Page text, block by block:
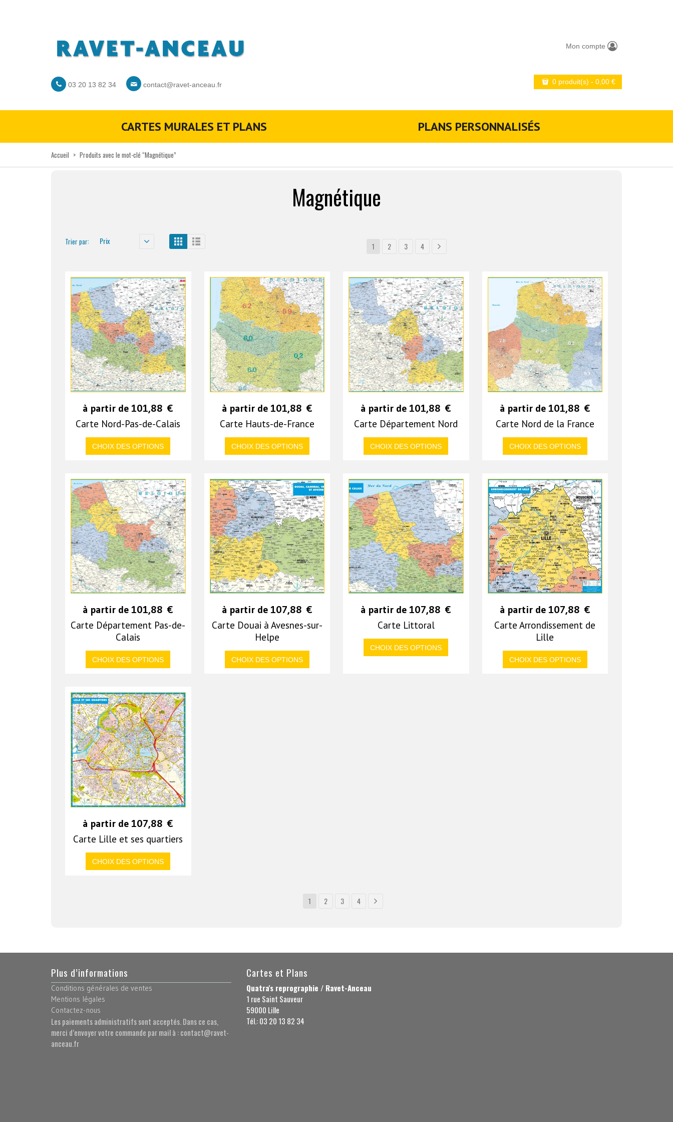
03 20 13 82 34 contact@ravet-anceau.fr
Mon compte
0 produit(s) - 0,00 €
CARTES MURALES ET PLANS PLANS PERSONNALISÉS
Accueil > Produits avec le mot-clé “Magnétique”
Magnétique
Trier par: Prix
1 2 3 4
à partir de101,88 €
Carte Nord-Pas-de-Calais
CHOIX DES OPTIONS
à partir de 101,88 €
Carte Hauts-de-France
CHOIX DES OPTIONS
à partir de101,88 €
Carte Département Nord
CHOIX DES OPTIONS
à partir de 101,88 €
Carte Nord de la France
CHOIX DES OPTIONS
à partir de101,88 €
Carte Département Pas-de-
Calais
CHOIX DES OPTIONS
à partir de 107,88 €
Carte Douai à Avesnes-sur-
Helpe
CHOIX DES OPTIONS
à partir de107,88 €
Carte Littoral
CHOIX DES OPTIONS
à partir de 107,88 €
Carte Arrondissement de
Lille
CHOIX DES OPTIONS
à partir de107,88 €
Carte Lille et ses quartiers
CHOIX DES OPTIONS
1 2 3 4
Plus d’informations
Conditions générales de ventes
Mentions légales
Contactez-nous
Les paiements administratifs sont acceptés. Dans ce cas,
merci d’envoyer votre commande par mail à : contact@ravet-
anceau.fr
Cartes et Plans
Quatra's reprographie / Ravet-Anceau
1 rue Saint Sauveur
59000 Lille
Tél.: 03 20 13 82 34